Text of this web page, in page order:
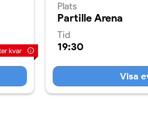
kvar
Plats
Partille Arena
Tid
19:30
Visa